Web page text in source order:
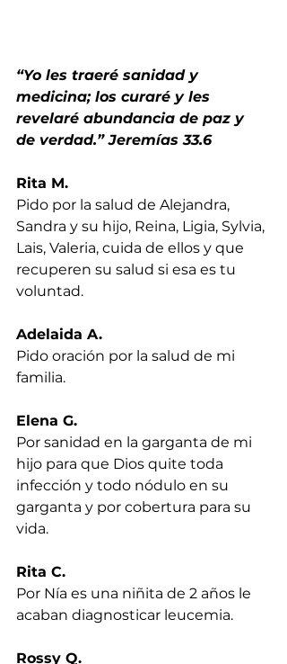
“Yo les traeré sanidad y
medicina; los curaré y les
revelaré abundancia de paz y
de verdad.” Jeremías 33.6
Rita M.
Pido por la salud de Alejandra,
Sandra y su hijo, Reina, Ligia, Sylvia,
Lais, Valeria, cuida de ellos y que
recuperen su salud si esa es tu
voluntad.
Adelaida A.
Pido oración por la salud de mi
familia.
Elena G.
Por sanidad en la garganta de mi
hijo para que Dios quite toda
infección y todo nódulo en su
garganta y por cobertura para su
vida.
Rita C.
Por Nía es una niñita de 2 años le
acaban diagnosticar leucemia.
Rossy Q.